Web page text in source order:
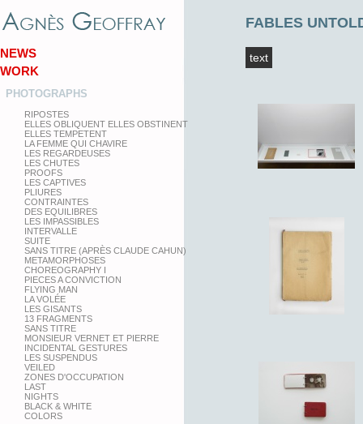
NEWS
WORK
PHOTOGRAPHS
RIPOSTES
ELLES OBLIQUENT ELLES OBSTINENT
ELLES TEMPETENT
LA FEMME QUI CHAVIRE
LES REGARDEUSES
LES CHUTES
PROOFS
LES CAPTIVES
PLIURES
CONTRAINTES
DES EQUILIBRES
LES IMPASSIBLES
INTERVALLE
SUITE
SANS TITRE (APRÈS CLAUDE CAHUN)
METAMORPHOSES
CHOREOGRAPHY I
PIECES A CONVICTION
FLYING MAN
LA VOLÉE
LES GISANTS
13 FRAGMENTS
SANS TITRE
MONSIEUR VERNET ET PIERRE
INCIDENTAL GESTURES
LES SUSPENDUS
VEILED
ZONES D'OCCUPATION
LAST
NIGHTS
BLACK & WHITE
COLORS
FABLES
text